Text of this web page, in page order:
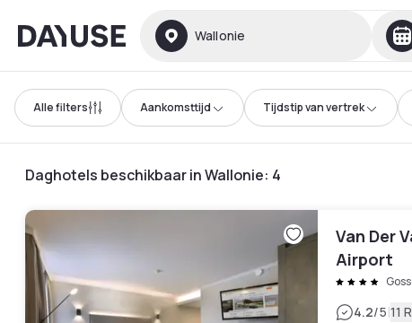
Dayuse Wallonie
Alle filters Aankomsttijd Tijdstip van vertrek
Daghotels beschikbaar in Wallonie: 4
Van Der
Airport
4.2/5|11